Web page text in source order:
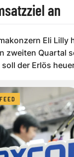
an
Eli Lilly
zweiten Quartal
der Erlös